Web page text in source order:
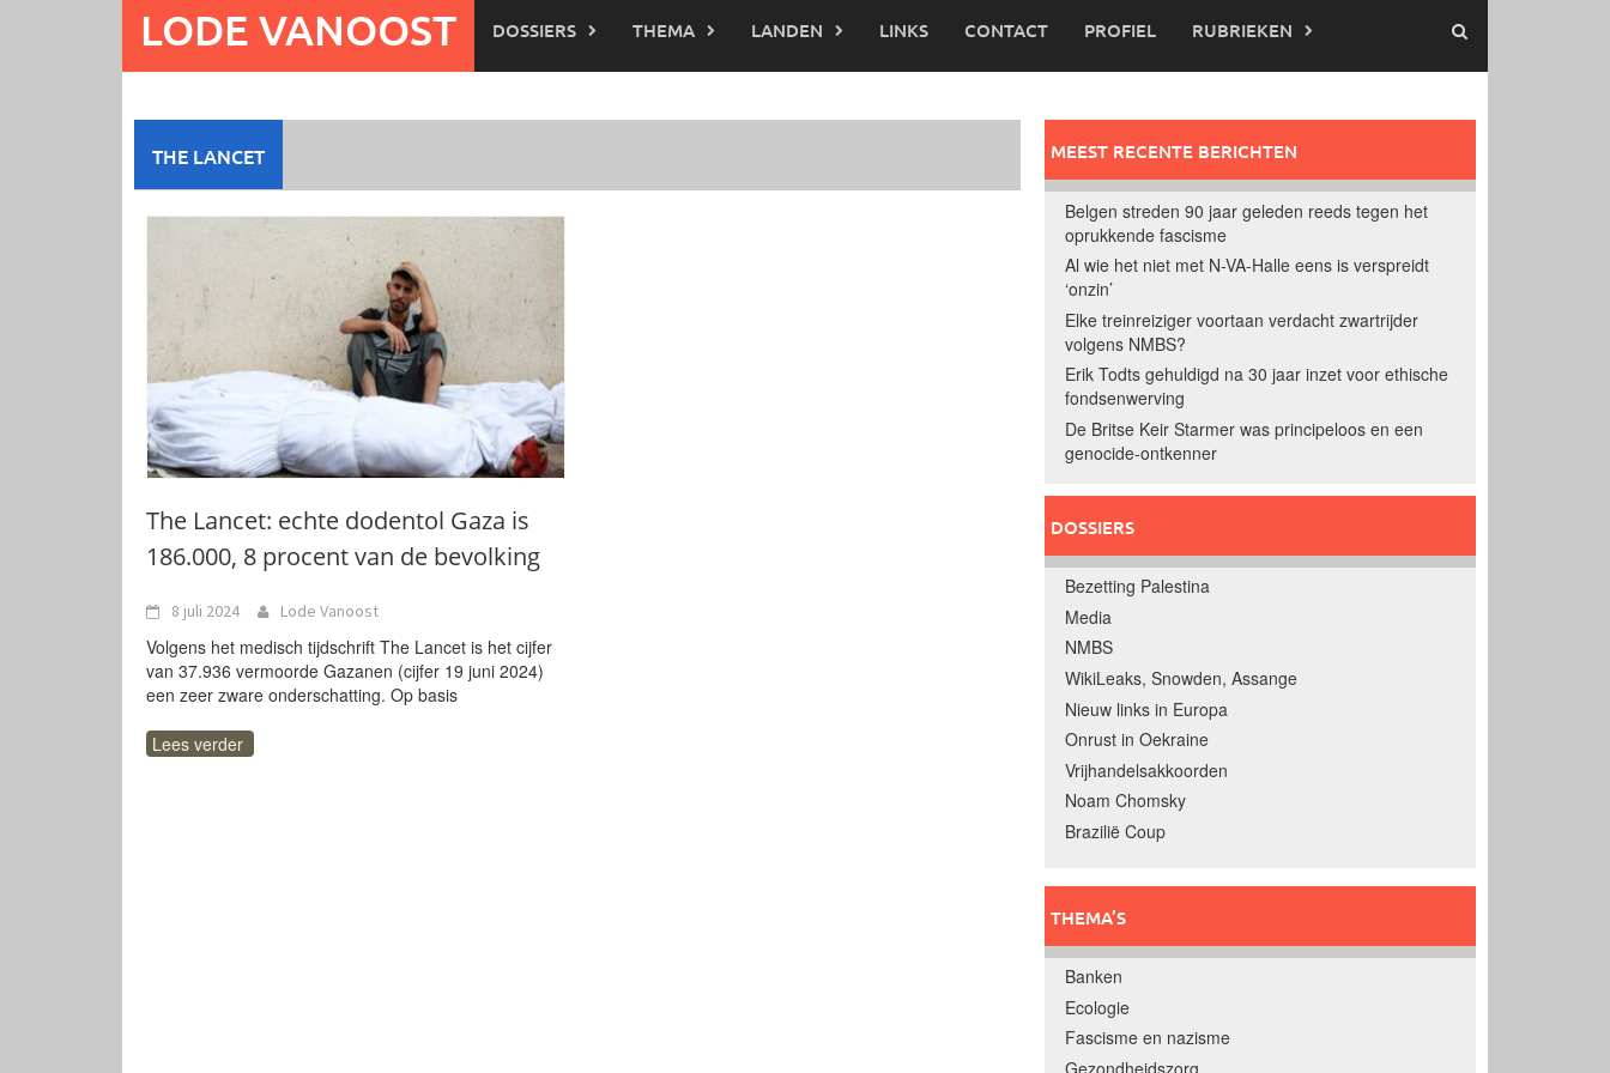
LODE VANOOST DOSSIERS THEMA LANDEN LINKS CONTACT PROFIEL RUBRIEKEN
THE LANCET
The Lancet: echte dodentol Gaza is
186.000, 8 procent van de bevolking
8 juli 2024 Lode Vanoost
Volgens het medisch tijdschrift The Lancet is het cijfer
van 37.936 vermoorde Gazanen (cijfer 19 juni 2024)
een zeer zware onderschatting. Op basis
Lees verder
MEEST RECENTE BERICHTEN
Belgen streden 90 jaar geleden reeds tegen het
oprukkende fascisme
Al wie het niet met N-VA-Halle eens is verspreidt
‘onzin’
Elke treinreiziger voortaan verdacht zwartrijder
volgens NMBS?
Erik Todts gehuldigd na 30 jaar inzet voor ethische
fondsenwerving
De Britse Keir Starmer was principeloos en een
genocide-ontkenner
DOSSIERS
Bezetting Palestina
Media
NMBS
WikiLeaks, Snowden, Assange
Nieuw links in Europa
Onrust in Oekraine
Vrijhandelsakkoorden
Noam Chomsky
Brazilië Coup
THEMA’S
Banken
Ecologie
Fascisme en nazisme
Gezondheidszorg